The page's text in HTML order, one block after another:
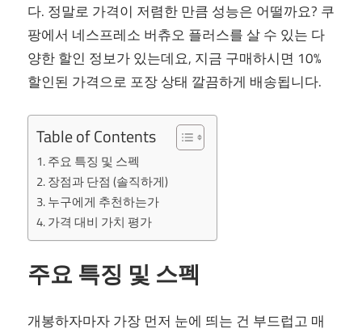
다. 정말로 가격이 저렴한 만큼 성능은 어떨까요? 쿠
팡에서 네스프레소 버츄오 플러스를 살 수 있는 다
양한 할인 정보가 있는데요, 지금 구매하시면 10%
할인된 가격으로 포장 상태 깔끔하게 배송됩니다.
Table of Contents
주요 특징 및 스펙
장점과 단점 (솔직하게)
누구에게 추천하는가
가격 대비 가치 평가
주요 특징 및 스펙
개봉하자마자 가장 먼저 눈에 띄는 건 부드럽고 매